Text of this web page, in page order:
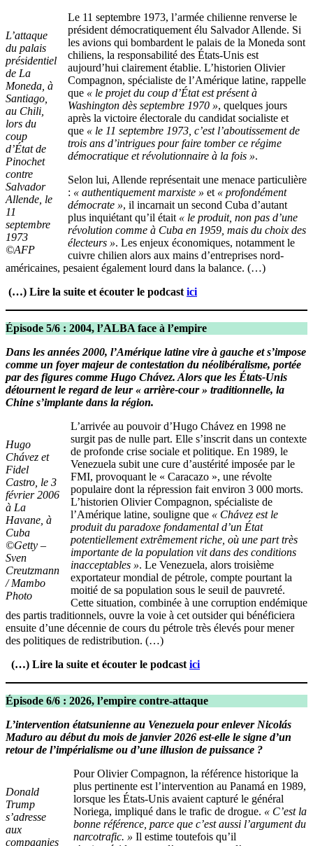
L’attaque
du palais
présidentiel
de La
Moneda, à
Santiago,
au Chili,
lors du
coup
d’État de
Pinochet
contre
Salvador
Allende, le
11
septembre
1973
©AFP
Le 11 septembre 1973, l’armée chilienne renverse le
président démocratiquement élu Salvador Allende. Si
les avions qui bombardent le palais de la Moneda sont
chiliens, la responsabilité des États-Unis est
aujourd’hui clairement établie. L’historien Olivier
Compagnon, spécialiste de l’Amérique latine, rappelle
que « le projet du coup d’État est présent à
Washington dès septembre 1970 », quelques jours
après la victoire électorale du candidat socialiste et
que « le 11 septembre 1973, c’est l’aboutissement de
trois ans d’intrigues pour faire tomber ce régime
démocratique et révolutionnaire à la fois ».
Selon lui, Allende représentait une menace particulière
: « authentiquement marxiste » et « profondément
démocrate », il incarnait un second Cuba d’autant
plus inquiétant qu’il était « le produit, non pas d’une
révolution comme à Cuba en 1959, mais du choix des
électeurs ». Les enjeux économiques, notamment le
cuivre chilien alors aux mains d’entreprises nord-
américaines, pesaient également lourd dans la balance. (…)
(…) Lire la suite et écouter le podcast ici
Épisode 5/6 : 2004, l’ALBA face à l’empire
Dans les années 2000, l’Amérique latine vire à gauche et s’impose
comme un foyer majeur de contestation du néolibéralisme, portée
par des figures comme Hugo Chávez. Alors que les États-Unis
détournent le regard de leur « arrière-cour » traditionnelle, la
Chine s’implante dans la région.
Hugo
Chávez et
Fidel
Castro, le 3
février 2006
à La
Havane, à
Cuba
©Getty –
Sven
Creutzmann
/ Mambo
Photo
L’arrivée au pouvoir d’Hugo Chávez en 1998 ne
surgit pas de nulle part. Elle s’inscrit dans un contexte
de profonde crise sociale et politique. En 1989, le
Venezuela subit une cure d’austérité imposée par le
FMI, provoquant le « Caracazo », une révolte
populaire dont la répression fait environ 3 000 morts.
L’historien Olivier Compagnon, spécialiste de
l’Amérique latine, souligne que « Chávez est le
produit du paradoxe fondamental d’un État
potentiellement extrêmement riche, où une part très
importante de la population vit dans des conditions
inacceptables ». Le Venezuela, alors troisième
exportateur mondial de pétrole, compte pourtant la
moitié de sa population sous le seuil de pauvreté.
Cette situation, combinée à une corruption endémique
des partis traditionnels, ouvre la voie à cet outsider qui bénéficiera
ensuite d’une décennie de cours du pétrole très élevés pour mener
des politiques de redistribution. (…)
(…) Lire la suite et écouter le podcast ici
Épisode 6/6 : 2026, l’empire contre-attaque
L’intervention étatsunienne au Venezuela pour enlever Nicolás
Maduro au début du mois de janvier 2026 est-elle le signe d’un
retour de l’impérialisme ou d’une illusion de puissance ?
Donald
Trump
s’adresse
aux
compagnies
Pour Olivier Compagnon, la référence historique la
plus pertinente est l’intervention au Panamá en 1989,
lorsque les États-Unis avaient capturé le général
Noriega, impliqué dans le trafic de drogue. « C’est la
bonne référence, parce que c’est aussi l’argument du
narcotrafic. » Il estime toutefois qu’il